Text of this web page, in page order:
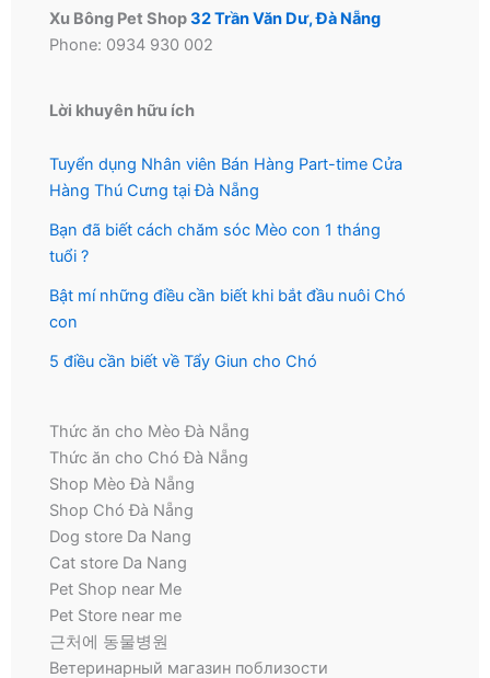
Xu Bông Pet Shop32 Trần Văn Dư, Đà Nẵng
Phone: 0934 930 002
Lời khuyên hữu ích
Tuyển dụng Nhân viên Bán Hàng Part-time Cửa
Hàng Thú Cưng tại Đà Nẵng
Bạn đã biết cách chăm sóc Mèo con 1 tháng
tuổi ?
Bật mí những điều cần biết khi bắt đầu nuôi Chó
con
5 điều cần biết về Tẩy Giun cho Chó
Thức ăn cho Mèo Đà Nẵng
Thức ăn cho Chó Đà Nẵng
Shop Mèo Đà Nẵng
Shop Chó Đà Nẵng
Dog store Da Nang
Cat store Da Nang
Pet Shop near Me
Pet Store near me
근처에 동물병원
Ветеринарный магазин поблизости